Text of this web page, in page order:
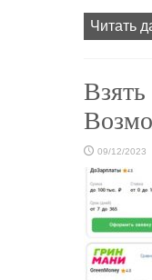
Читать
09/12/2023